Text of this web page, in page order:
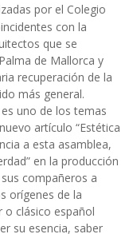
por el Colegio
con la
que se
de Mallorca y
recuperación de la
más general.
uno de los temas
artículo “Estética
a esta asamblea,
en la producción
compañeros a
orígenes de la
o clásico español
su esencia, saber